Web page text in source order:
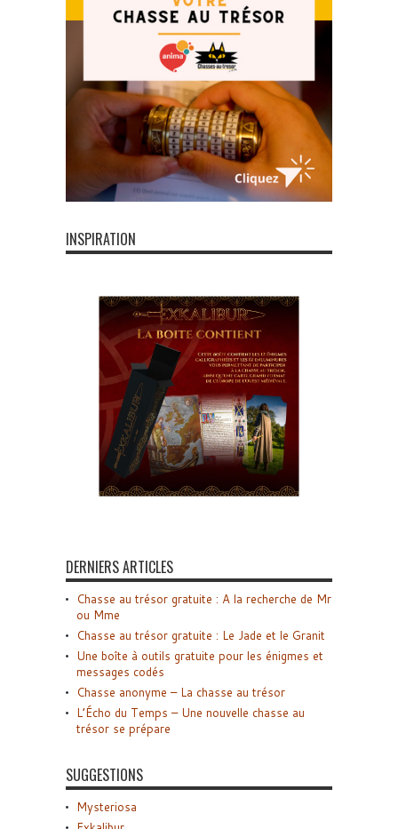
INSPIRATION
DERNIERS ARTICLES
Chasse au trésor gratuite : A la recherche de Mr
ou Mme
Chasse au trésor gratuite : Le Jade et le Granit
Une boîte à outils gratuite pour les énigmes et
messages codés
Chasse anonyme – La chasse au trésor
L’Écho du Temps – Une nouvelle chasse au
trésor se prépare
SUGGESTIONS
Mysteriosa